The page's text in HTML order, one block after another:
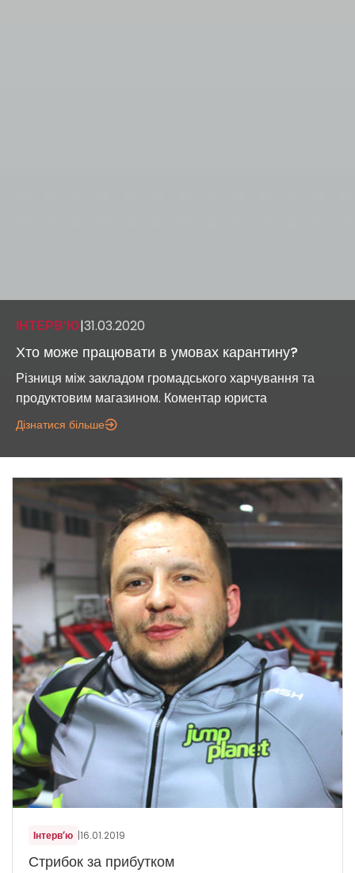
ІНТЕРВ’Ю|31.03.2020
Хто може працювати в умовах карантину?
Різниця між закладом громадського харчування та
продуктовим магазином. Коментар юриста
Дізнатися більше
Інтерв’ю |16.01.2019
Стрибок за прибутком